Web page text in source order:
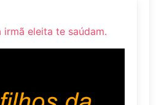
irmã eleita te saúdam.